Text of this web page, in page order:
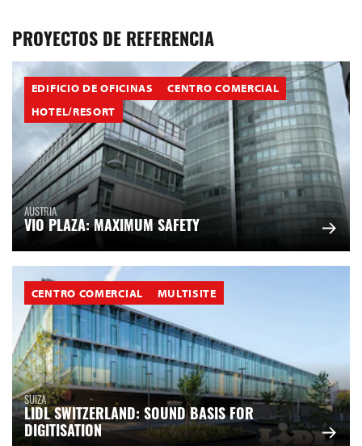
PROYECTOS DE REFERENCIA
EDIFICIO DE OFICINAS
CENTRO COMERCIAL
HOTEL/RESORT
AUSTRIA
VIO PLAZA: MAXIMUM SAFETY
CENTRO COMERCIAL MULTISITE
SUIZA
LIDL SWITZERLAND: SOUND BASIS FOR
DIGITISATION